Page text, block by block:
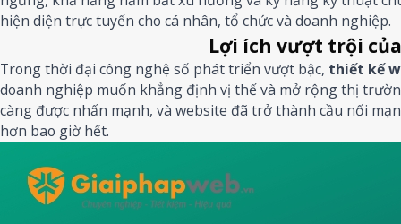
hiện diện trực tuyến cho cá nhân, tổ chức và doanh nghiệp.
Lợi ích vượt trội
Trong thời đại công nghệ số phát triển vượt bậc, thiết kế
doanh nghiệp muốn khẳng định vị thế và mở rộng thị
càng được nhấn mạnh, và website đã trở thành cầu nối
hơn bao giờ hết.